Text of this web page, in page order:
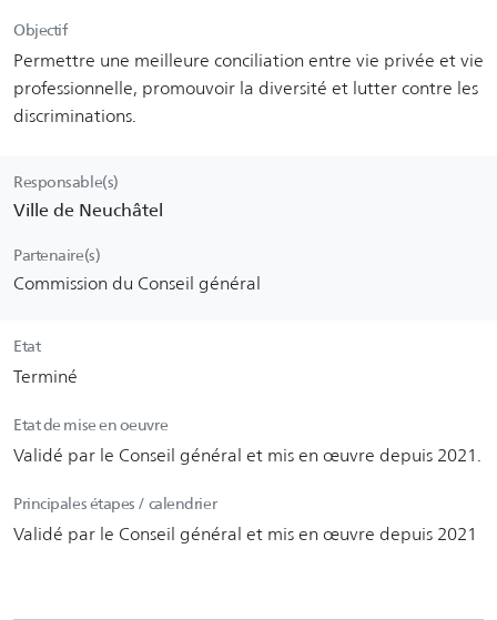
Objectif
Permettre une meilleure conciliation entre vie privée et vie
professionnelle, promouvoir la diversité et lutter contre les
discriminations.
Responsable(s)
Ville de Neuchâtel
Partenaire(s)
Commission du Conseil général
Etat
Terminé
Etat de mise en oeuvre
Validé par le Conseil général et mis en œuvre depuis 2021.
Principales étapes / calendrier
Validé par le Conseil général et mis en œuvre depuis 2021